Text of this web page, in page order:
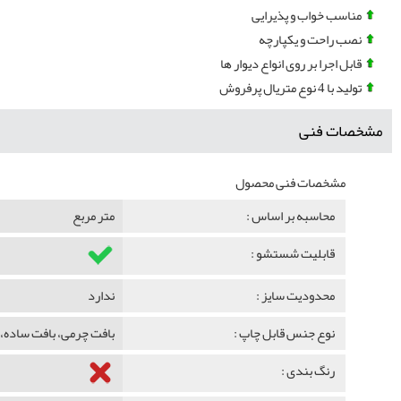
مناسب خواب و پذیرایی
نصب راحت و یکپارچه
قابل اجرا بر روی انواع دیوار ها
تولید با 4 نوع متریال پرفروش
مشخصات فنی
مشخصات فنی محصول
محاسبه بر اساس :
متر مربع
قابلیت شستشو :
محدودیت سایز :
ندارد
نوع جنس قابل چاپ :
بافت چرمی، بافت
رنگ بندی :